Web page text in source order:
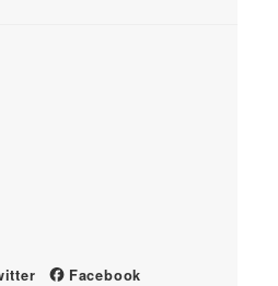
Facebook